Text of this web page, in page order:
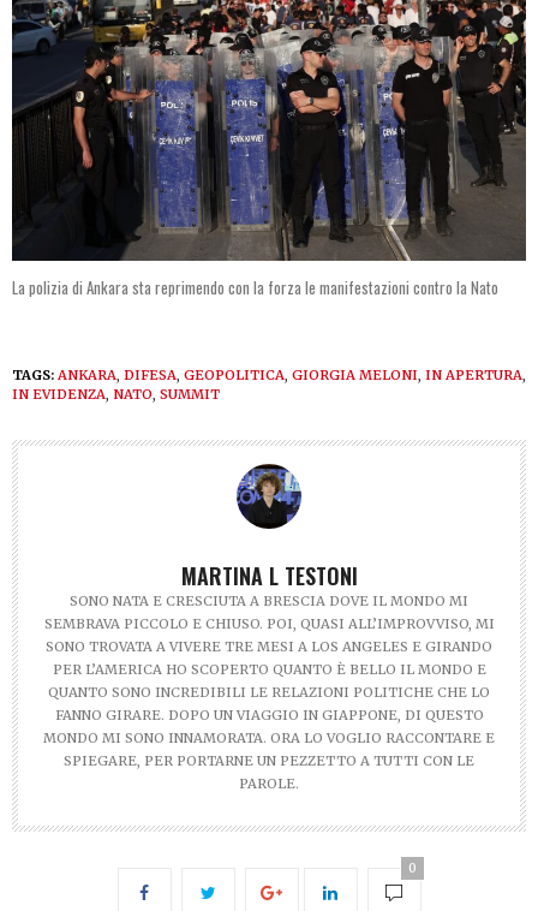
La polizia di Ankara sta reprimendo con la forza le manifestazioni contro la Nato
TAGS: ANKARA DIFESA GEOPOLITICA GIORGIA MELONI IN APERTURA
IN EVIDENZA NATO SUMMIT
MARTINA L TESTONI
SONO NATA E CRESCIUTA A BRESCIA DOVE IL MONDO MI
SEMBRAVA PICCOLO E CHIUSO. POI, QUASI ALL’IMPROVVISO, MI
SONO TROVATA A VIVERE TRE MESI A LOS ANGELES E GIRANDO
PER L’AMERICA HO SCOPERTO QUANTO È BELLO IL MONDO E
QUANTO SONO INCREDIBILI LE RELAZIONI POLITICHE CHE LO
FANNO GIRARE. DOPO UN VIAGGIO IN GIAPPONE, DI QUESTO
MONDO MI SONO INNAMORATA. ORA LO VOGLIO RACCONTARE E
SPIEGARE, PER PORTARNE UN PEZZETTO A TUTTI CON LE
PAROLE.
0